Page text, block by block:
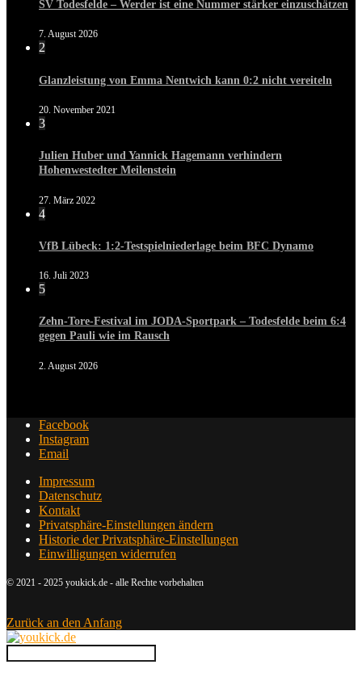
SV Todesfelde – Werder ist eine Nummer stärker einzuschätzen
7. August 2026
2
Glanzleistung von Emma Nentwich kann 0:2 nicht vereiteln
20. November 2021
3
Julien Huber und Yannick Hagemann verhindern
Hohenwestedter Meilenstein
27. März 2022
4
VfB Lübeck: 1:2-Testspielniederlage beim BFC Dynamo
16. Juli 2023
5
Zehn-Tore-Festival im JODA-Sportpark – Todesfelde beim 6:4
gegen Pauli wie im Rausch
2. August 2026
Facebook
Instagram
Email
Impressum
Datenschutz
Kontakt
Privatsphäre-Einstellungen ändern
Historie der Privatsphäre-Einstellungen
Einwilligungen widerrufen
© 2021 - 2025 youkick.de - alle Rechte vorbehalten
Zurück an den Anfang